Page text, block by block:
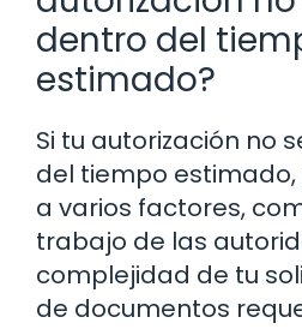
dentro del
estimado?
Si tu autorización no
del tiempo
a varios factores,
trabajo de las
complejidad de tu
de documentos